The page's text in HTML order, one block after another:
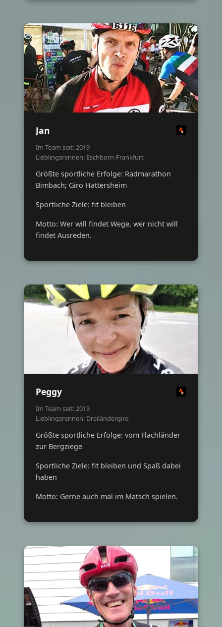
Jan
Im Team seit: 2019
Lieblingsrennen: Eschborn-Frankfurt
Größte sportliche Erfolge: Radmarathon
Bimbach; Giro Hattersheim
Sportliche Ziele: fit bleiben
Motto: Wer will findet Wege, wer nicht will
findet Ausreden.
Peggy
Im Team seit: 2019
Lieblingsrennen: Dreiländergiro
Größte sportliche Erfolge: vom Flachländer
zur Bergziege
Sportliche Ziele: fit bleiben und Spaß dabei
haben
Motto: Gerne auch mal im Matsch spielen.